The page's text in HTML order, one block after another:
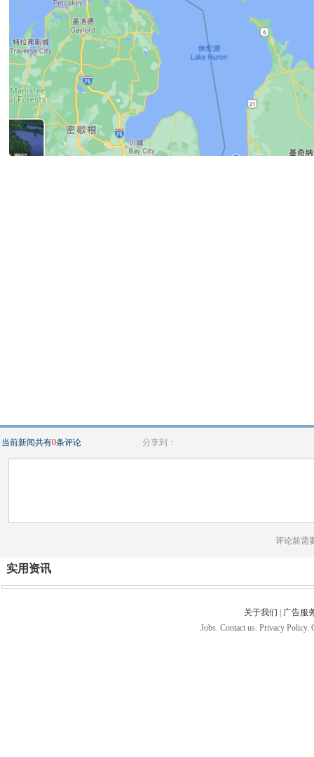
当前新闻共有0条评论 分享到：
评论前需
实用资讯
关于我们
广告服
Jobs. Contact us. Privacy